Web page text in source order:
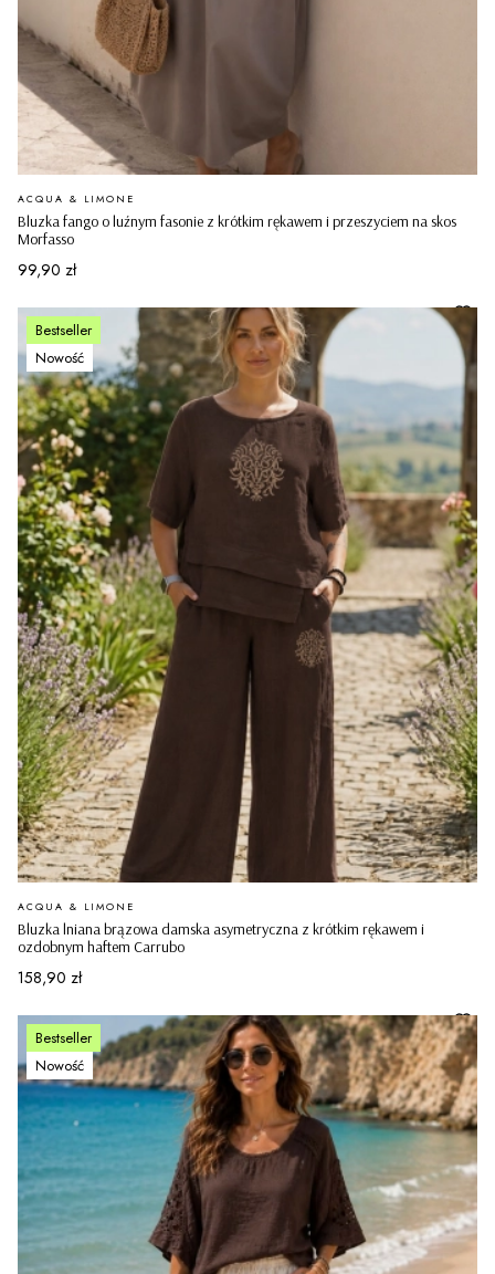
Bluzka fango o luźnym fasonie z krótkim rękawem i przeszyciem na skos
Morfasso
PRODUCENT
ACQUA & LIMONE
Cena
99,90 zł
Bestseller
Nowość
Bluzka lniana brązowa damska asymetryczna z krótkim rękawem i
ozdobnym haftem Carrubo
PRODUCENT
ACQUA & LIMONE
Cena
158,90 zł
Bestseller
Nowość